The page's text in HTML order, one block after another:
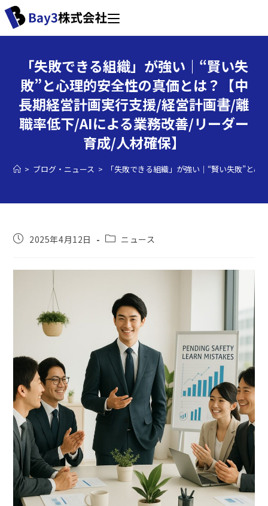
「失敗できる組織」が強い｜“賢い失
敗”と心理的安全性の真価とは？【中
長期経営計画実行支援/経営計画書/離
職率低下/AIによる業務改善/リーダー
育成/人材確保】
> ブログ・ニュース > 「失敗できる組織」が強い｜“賢い失敗”と
2025年4月12日 ニュース